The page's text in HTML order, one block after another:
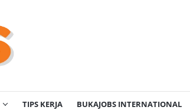
TIPS KERJA BUKAJOBS INTERNATIONAL